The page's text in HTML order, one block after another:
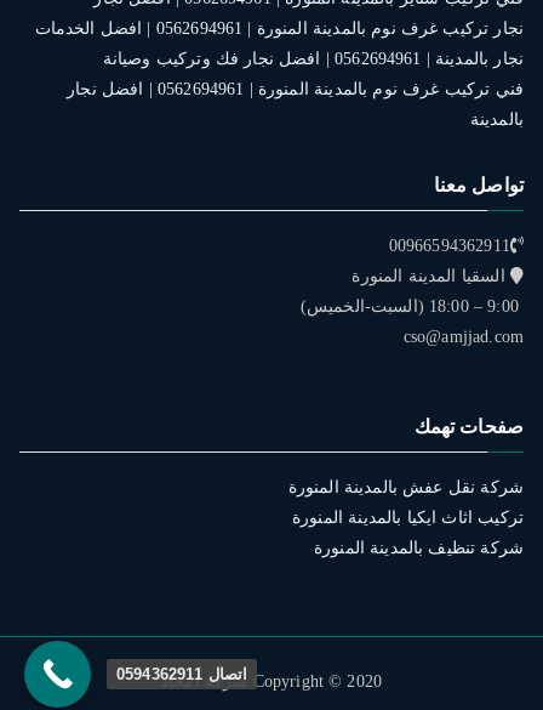
نجار تركيب غرف نوم بالمدينة المنورة | 0562694961 | افضل الخدمات
نجار بالمدينة | 0562694961 | افضل نجار فك وتركيب وصيانة
فني تركيب غرف نوم بالمدينة المنورة | 0562694961 | افضل نجار
بالمدينة
تواصل معنا
00966594362911
السقيا المدينة المنورة
9:00 – 18:00 (السبت-الخميس)
cso@amjjad.com
صفحات تهمك
شركة نقل عفش بالمدينة المنورة
تركيب اثاث ايكيا بالمدينة المنورة
شركة تنظيف بالمدينة المنورة
Copyright © 2020 شركة امجاد اتصال 0594362911